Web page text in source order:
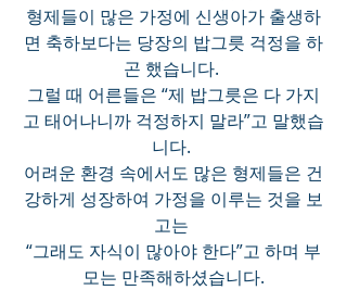
형제들이 많은 가정에 신생아가 출생하
면 축하보다는 당장의 밥그릇 걱정을 하
곤 했습니다.
그럴 때 어른들은 “제 밥그릇은 다 가지
고 태어나니까 걱정하지 말라”고 말했습
니다.
어려운 환경 속에서도 많은 형제들은 건
강하게 성장하여 가정을 이루는 것을 보
고는
“그래도 자식이 많아야 한다”고 하며 부
모는 만족해하셨습니다.